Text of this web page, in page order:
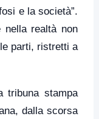
e la società”.
nella realtà non
parti, ristretti a
tribuna stampa
dalla scorsa